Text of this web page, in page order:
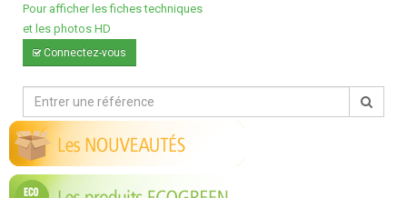
Pour afficher les fiches techniques
et les photos HD
Connectez-vous